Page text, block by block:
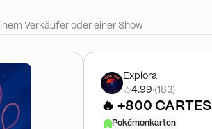
Explora
4.99·(183)
🔥 +800
Pokémonkarten